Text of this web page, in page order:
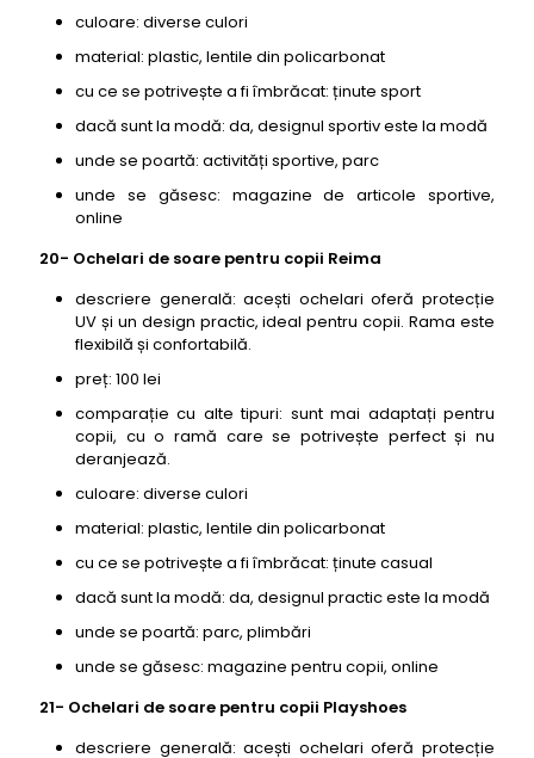
culoare: diverse culori
material: plastic, lentile din policarbonat
cu ce se potrivește a fi îmbrăcat: ținute sport
dacă sunt la modă: da, designul sportiv este la modă
unde se poartă: activități sportive, parc
unde se găsesc: magazine de articole sportive,
online
20- Ochelari de soare pentru copii Reima
descriere generală: acești ochelari oferă protecție
UV și un design practic, ideal pentru copii. Rama este
flexibilă și confortabilă.
preț: 100 lei
comparație cu alte tipuri: sunt mai adaptați pentru
copii, cu o ramă care se potrivește perfect și nu
deranjează.
culoare: diverse culori
material: plastic, lentile din policarbonat
cu ce se potrivește a fi îmbrăcat: ținute casual
dacă sunt la modă: da, designul practic este la modă
unde se poartă: parc, plimbări
unde se găsesc: magazine pentru copii, online
21- Ochelari de soare pentru copii Playshoes
descriere generală: acești ochelari oferă protecție